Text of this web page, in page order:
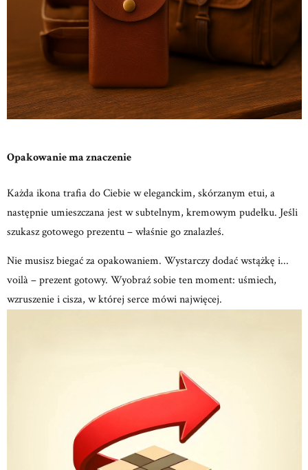
Opakowanie ma znaczenie
Każda ikona trafia do Ciebie w eleganckim, skórzanym etui, a
następnie umieszczana jest w subtelnym, kremowym pudełku. Jeśli
szukasz gotowego prezentu – właśnie go znalazłeś.
Nie musisz biegać za opakowaniem. Wystarczy dodać wstążkę i...
voilà – prezent gotowy. Wyobraź sobie ten moment: uśmiech,
wzruszeniei cisza, w której serce mówi najwięcej.